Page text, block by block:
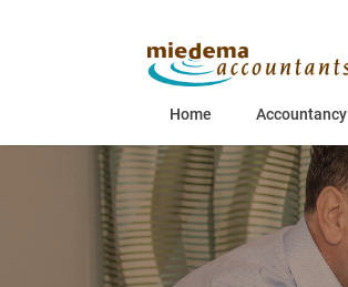
Home Accountancy